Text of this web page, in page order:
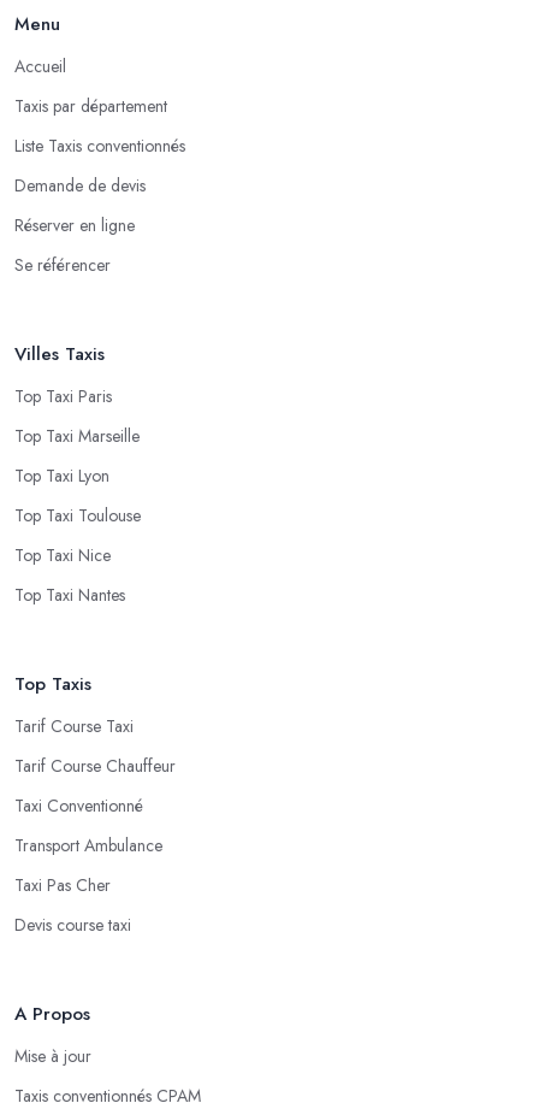
Menu
Accueil
Taxis par département
Liste Taxis conventionnés
Demande de devis
Réserver en ligne
Se référencer
Villes Taxis
Top Taxi Paris
Top Taxi Marseille
Top Taxi Lyon
Top Taxi Toulouse
Top Taxi Nice
Top Taxi Nantes
Top Taxis
Tarif Course Taxi
Tarif Course Chauffeur
Taxi Conventionné
Transport Ambulance
Taxi Pas Cher
Devis course taxi
A Propos
Mise à jour
Taxis conventionnés CPAM